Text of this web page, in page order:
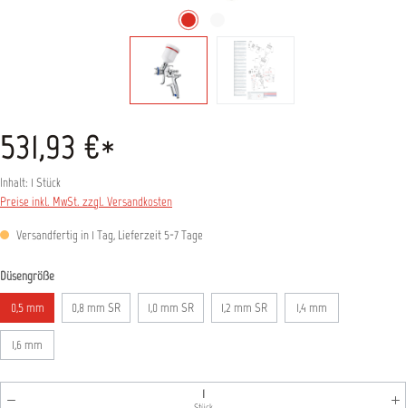
531,93 €*
Inhalt: 1 Stück
Preise inkl. MwSt. zzgl. Versandkosten
Versandfertig in 1 Tag, Lieferzeit 5-7 Tage
Düsengrößeauswählen
0,5 mm 0,8 mm SR 1,0 mm SR 1,2 mm SR 1,4 mm
1,6 mm
Produkt Anzahl: Gib den gewünschten Wert ein oder